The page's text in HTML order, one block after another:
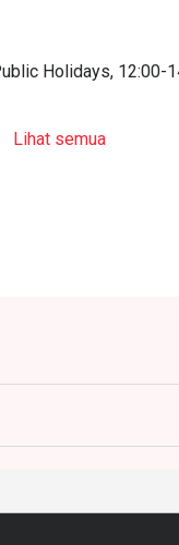
Holidays, 12:00-
Lihat semua